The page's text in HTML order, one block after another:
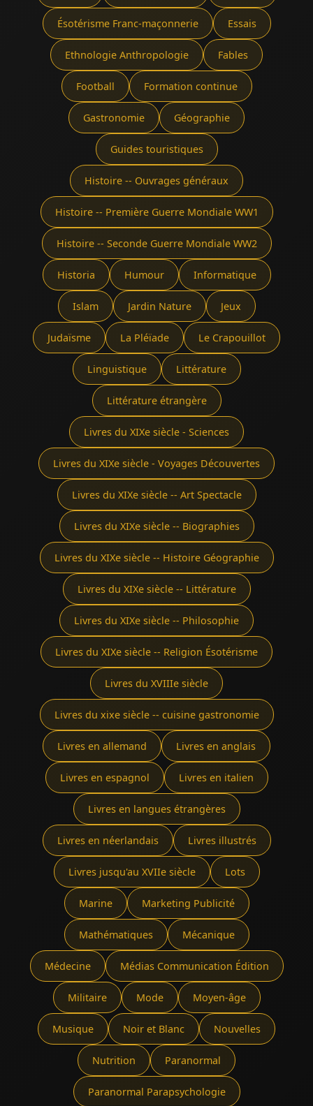
Ésotérisme Franc-maçonnerie Essais
Ethnologie Anthropologie Fables
Football Formation continue
Gastronomie Géographie
Guides touristiques
Histoire -- Ouvrages généraux
Histoire -- Première Guerre Mondiale WW1
Histoire -- Seconde Guerre Mondiale WW2
Historia Humour Informatique
Islam Jardin Nature Jeux
Judaïsme La Pléïade Le Crapouillot
Linguistique Littérature
Littérature étrangère
Livres du XIXe siècle - Sciences
Livres du XIXe siècle - Voyages Découvertes
Livres du XIXe siècle -- Art Spectacle
Livres du XIXe siècle -- Biographies
Livres du XIXe siècle -- Histoire Géographie
Livres du XIXe siècle -- Littérature
Livres du XIXe siècle -- Philosophie
Livres du XIXe siècle -- Religion Ésotérisme
Livres du XVIIIe siècle
Livres du xixe siècle -- cuisine gastronomie
Livres en allemand Livres en anglais
Livres en espagnol Livres en italien
Livres en langues étrangères
Livres en néerlandais Livres illustrés
Livres jusqu'au XVIIe siècle Lots
Marine Marketing Publicité
Mathématiques Mécanique
Médecine Médias Communication Édition
Militaire Mode Moyen-âge
Musique Noir et Blanc Nouvelles
Nutrition Paranormal
Paranormal Parapsychologie